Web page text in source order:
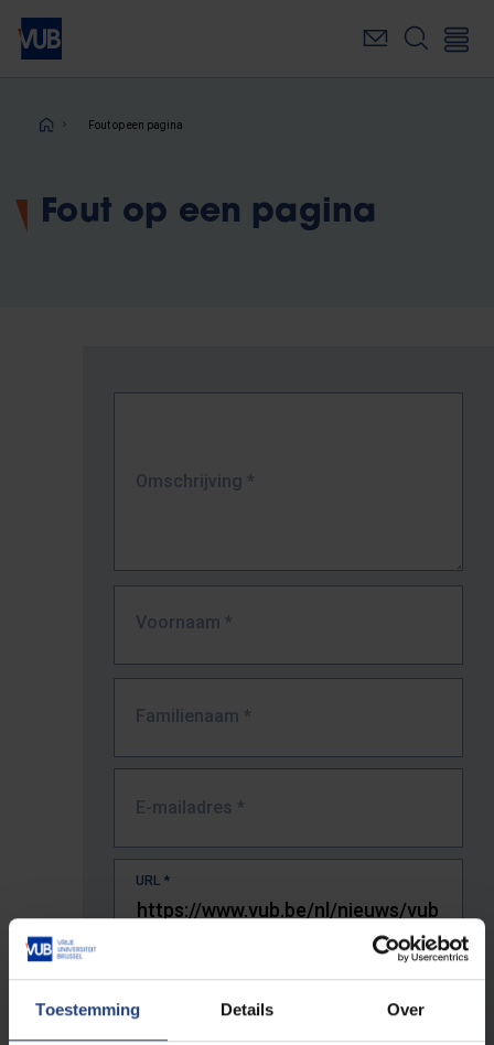
Toestemming Details Over
Overslaan
naar
inhoudKruimelpad
Fout op een pagina
Fout op een pagina
Omschrijving *
Voornaam *
Familienaam *
E-mailadres *
URL *
De volledige URL van de pagina waar je de fout zag.